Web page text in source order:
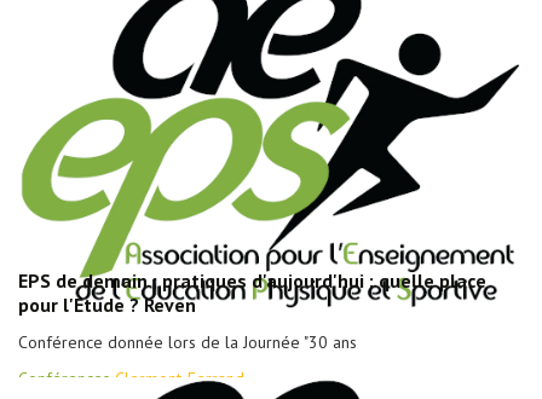
EPS de demain ; pratiques d'aujourd'hui : quelle place
pour l'Etude ? Reven
Conférence donnée lors de la Journée "30 ans
Conférences Clermont-Ferrand